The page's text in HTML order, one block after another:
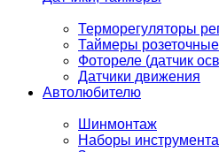
Терморегуляторы
Таймеры розеточные
Фотореле (датчик
Датчики движения
Автолюбителю
Шинмонтаж
Наборы инструмента